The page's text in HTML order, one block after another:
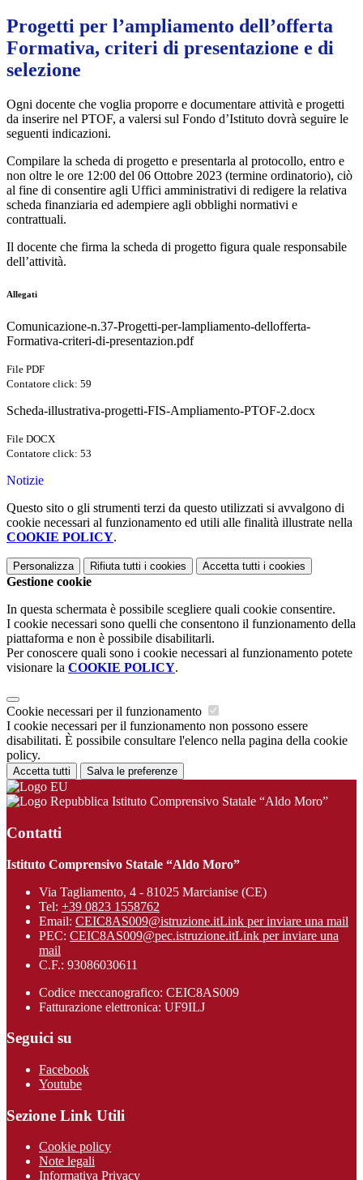
Progetti per l’ampliamento dell’offerta
Formativa, criteri di presentazione e di
selezione
Ogni docente che voglia proporre e documentare attività e progetti
da inserire nel PTOF, a valersi sul Fondo d’Istituto dovrà seguire le
seguenti indicazioni.
Compilare la scheda di progetto e presentarla al protocollo, entro e
non oltre le ore 12:00 del 06 Ottobre 2023 (termine ordinatorio), ciò
al fine di consentire agli Uffici amministrativi di redigere la relativa
scheda finanziaria ed adempiere agli obblighi normativi e
contrattuali.
Il docente che firma la scheda di progetto figura quale responsabile
dell’attività.
Allegati
Comunicazione-n.37-Progetti-per-lampliamento-dellofferta-
Formativa-criteri-di-presentazion.pdf
File PDF
Contatore click: 59
Scheda-illustrativa-progetti-FIS-Ampliamento-PTOF-2.docx
File DOCX
Contatore click: 53
Notizie
Questo sito o gli strumenti terzi da questo utilizzati si avvalgono di
cookie necessari al funzionamento ed utili alle finalità illustrate nella
COOKIE POLICY.
Personalizza Rifiuta tutti i cookies Accetta tutti i cookies
Gestione cookie
In questa schermata è possibile scegliere quali cookie consentire.
I cookie necessari sono quelli che consentono il funzionamento della
piattaforma e non è possibile disabilitarli.
Per conoscere quali sono i cookie necessari al funzionamento potete
visionare la COOKIE POLICY.
Cookie necessari per il funzionamento
I cookie necessari per il funzionamento non possono essere
disabilitati. È possibile consultare l'elenco nella pagina della cookie
policy.
Accetta tutti Salva le preferenze
Istituto Comprensivo Statale “Aldo Moro”
Contatti
Istituto Comprensivo Statale “Aldo Moro”
Via Tagliamento, 4 - 81025 Marcianise (CE)
Tel: +39 0823 1558762
Email: CEIC8AS009@istruzione.itLink per inviare una mail
PEC: CEIC8AS009@pec.istruzione.itLink per inviare una
mail
C.F.: 93086030611
Codice meccanografico: CEIC8AS009
Fatturazione elettronica: UF9ILJ
Seguici su
Facebook
Youtube
Sezione Link Utili
Cookie policy
Note legali
Informativa Privacy